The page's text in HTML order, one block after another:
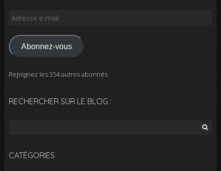
Adresse
mail
Abonnez-vous
Rejoignez les 354 autres abonnés
RECHERCHER SUR LE BLOG :
CATÉGORIES